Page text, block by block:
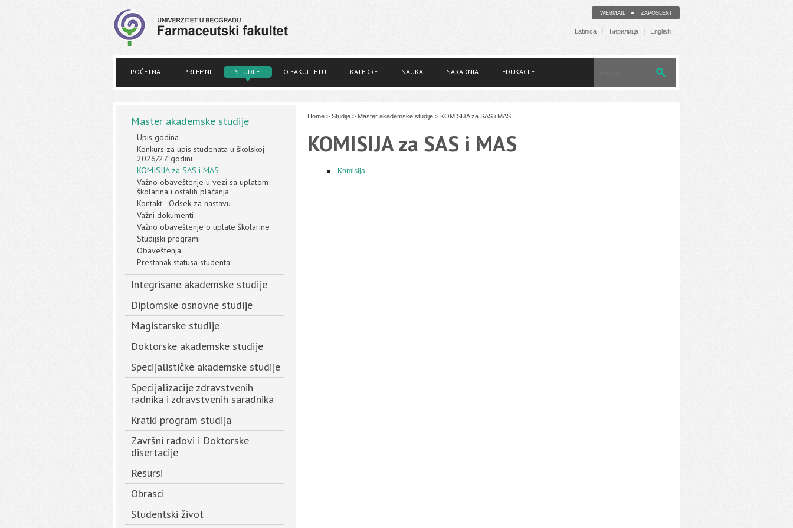
WEBMAIL ZAPOSLENI
Latinica Ћирилица English
POČETNA PRIJEMNI STUDIJE O FAKULTETU KATEDRE NAUKA SARADNJA EDUKACIJE
Master akademske studije
Upis godina
Konkurs za upis studenata u školskoj
2026/27. godini
KOMISIJA za SAS i MAS
Važno obaveštenje u vezi sa uplatom
školarina i ostalih plaćanja
Kontakt - Odsek za nastavu
Važni dokumenti
Važno obaveštenje o uplate školarine
Studijski programi
Obaveštenja
Prestanak statusa studenta
Integrisane akademske studije
Diplomske osnovne studije
Magistarske studije
Doktorske akademske studije
Specijalističke akademske studije
Specijalizacije zdravstvenih
radnika i zdravstvenih saradnika
Kratki program studija
Završni radovi i Doktorske
disertacije
Resursi
Obrasci
Studentski život
Home > Studije > Master akademske studije > KOMISIJA za SAS i MAS
KOMISIJA za SAS i MAS
Komisija